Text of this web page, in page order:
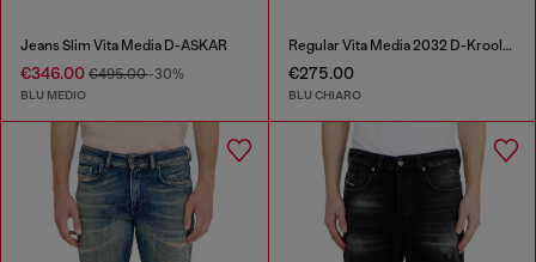
Jeans Slim Vita Media D-ASKAR
€346.00 €495.00-30%
BLU MEDIO
Regular Vita Media 2032 D-Krooley-BW Joggjeans®
€275.00
BLU CHIARO